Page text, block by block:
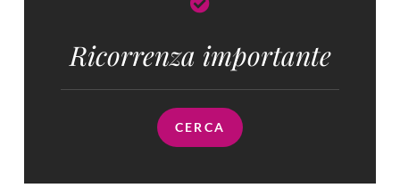
Ricorrenza importante
CERCA